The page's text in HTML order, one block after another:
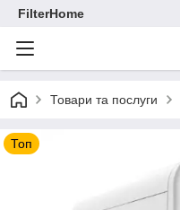
FilterHome
Товари та послуги
Топ